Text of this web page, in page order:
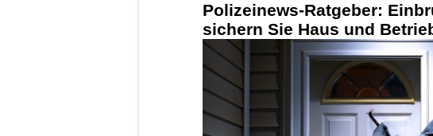
Polizeinews-Ratgeber:
sichern Sie Haus und